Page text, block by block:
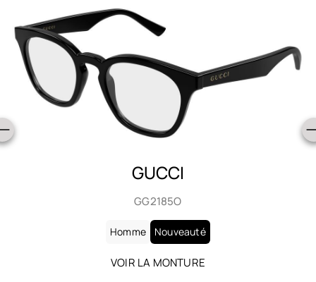
GUCCI
GG2185O
Homme Nouveauté
VOIR LA MONTURE